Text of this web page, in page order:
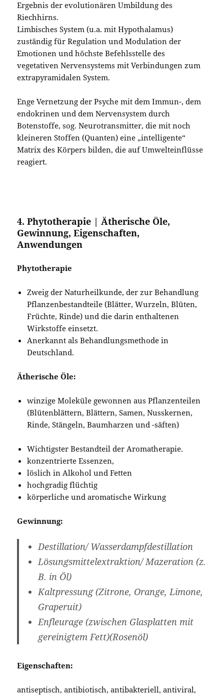
Ergebnis der evolutionären Umbildung des
Riechhirns.
Limbisches System (u.a. mit Hypothalamus)
zuständig für Regulation und Modulation der
Emotionen und höchste Befehlsstelle des
vegetativen Nervensystems mit Verbindungen zum
extrapyramidalen System.
Enge Vernetzung der Psyche mit dem Immun-, dem
endokrinen und dem Nervensystem durch
Botenstoffe, sog. Neurotransmitter, die mit noch
kleineren Stoffen (Quanten) eine „intelligente“
Matrix des Körpers bilden, die auf Umwelteinflüsse
reagiert.
4. Phytotherapie | Ätherische Öle,
Gewinnung, Eigenschaften,
Anwendungen
Phytotherapie
Zweig der Naturheilkunde, der zur Behandlung
Pflanzenbestandteile (Blätter, Wurzeln, Blüten,
Früchte, Rinde) und die darin enthaltenen
Wirkstoffe einsetzt.
Anerkannt als Behandlungsmethode in
Deutschland.
Ätherische Öle:
winzige Moleküle gewonnen aus Pflanzenteilen
(Blütenblättern, Blättern, Samen, Nusskernen,
Rinde, Stängeln, Baumharzen und -säften)
Wichtigster Bestandteil der Aromatherapie.
konzentrierte Essenzen,
löslich in Alkohol und Fetten
hochgradig flüchtig
körperliche und aromatische Wirkung
Gewinnung:
Destillation/ Wasserdampfdestillation
Lösungsmittelextraktion/ Mazeration (z.
B. in Öl)
Kaltpressung (Zitrone, Orange, Limone,
Graperuit)
Enfleurage (zwischen Glasplatten mit
gereinigtem Fett)(Rosenöl)
Eigenschaften:
antiseptisch, antibiotisch, antibakteriell, antiviral,